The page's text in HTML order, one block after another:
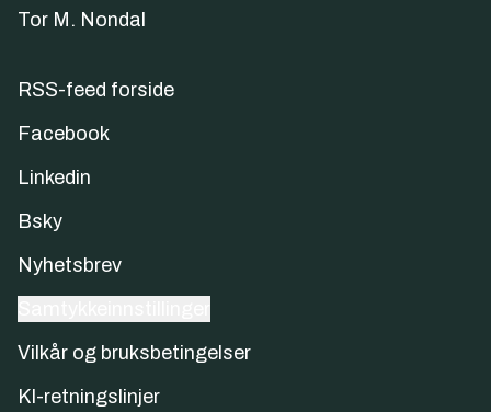
Tor M. Nondal
RSS-feed forside
Facebook
Linkedin
Bsky
Nyhetsbrev
Vilkår og bruksbetingelser
KI-retningslinjer